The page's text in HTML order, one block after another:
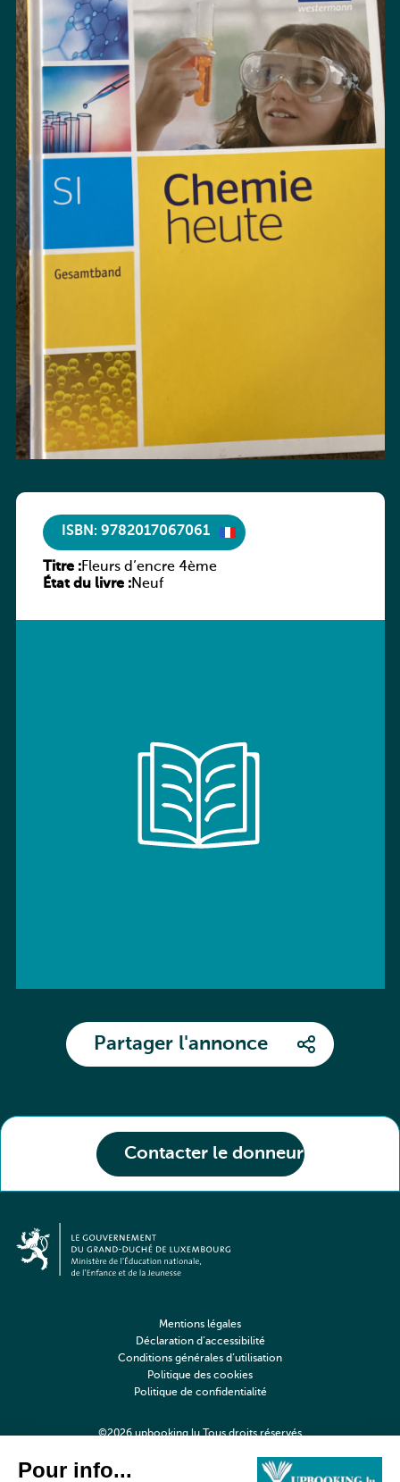
Contacter le donneur
ISBN: 9782017067061
Titre :Fleurs d’encre 4ème
État du livre :Neuf
Partager l'annonce
©2026 upbooking.lu Tous droits réservés
Mentions légales
Déclaration d’accessibilité
Conditions générales d’utilisation
Politique des cookies
Politique de confidentialité